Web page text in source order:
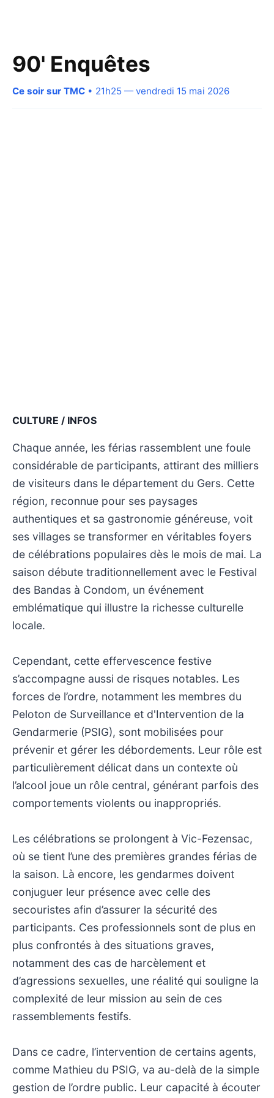
90' Enquêtes
Ce soir sur TMC • 21h25 — vendredi 15 mai 2026
CULTURE / INFOS
Chaque année, les férias rassemblent une foule
considérable de participants, attirant des milliers
de visiteurs dans le département du Gers. Cette
région, reconnue pour ses paysages
authentiques et sa gastronomie généreuse, voit
ses villages se transformer en véritables foyers
de célébrations populaires dès le mois de mai. La
saison débute traditionnellement avec le Festival
des Bandas à Condom, un événement
emblématique qui illustre la richesse culturelle
locale.
Cependant, cette effervescence festive
s’accompagne aussi de risques notables. Les
forces de l’ordre, notamment les membres du
Peloton de Surveillance et d'Intervention de la
Gendarmerie (PSIG), sont mobilisées pour
prévenir et gérer les débordements. Leur rôle est
particulièrement délicat dans un contexte où
l’alcool joue un rôle central, générant parfois des
comportements violents ou inappropriés.
Les célébrations se prolongent à Vic-Fezensac,
où se tient l’une des premières grandes férias de
la saison. Là encore, les gendarmes doivent
conjuguer leur présence avec celle des
secouristes afin d’assurer la sécurité des
participants. Ces professionnels sont de plus en
plus confrontés à des situations graves,
notamment des cas de harcèlement et
d’agressions sexuelles, une réalité qui souligne la
complexité de leur mission au sein de ces
rassemblements festifs.
Dans ce cadre, l’intervention de certains agents,
comme Mathieu du PSIG, va au-delà de la simple
gestion de l’ordre public. Leur capacité à écouter